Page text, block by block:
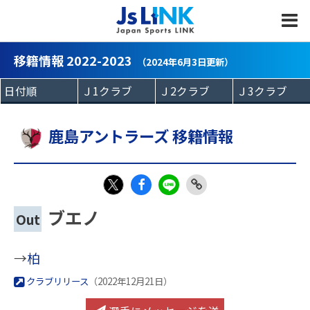
移籍情報 2022-2023 （2024年6月3日更新）
鹿島アントラーズ 移籍情報
Out ブエノ
→柏
クラブリリース （2022年12月21日）